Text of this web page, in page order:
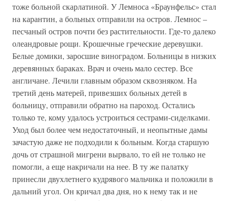
тоже больной скарлатиной. У Лемноса «Браунфельс» стал
на карантин, а больных отправили на остров. Лемнос –
песчаный остров почти без растительности. Где-то далеко
олеандровые рощи. Крошечные греческие деревушки.
Белые домики, заросшие виноградом. Больницы в низких
деревянных бараках. Врач и очень мало сестер. Все
англичане. Лечили главным образом сквозняком. На
третий день матерей, привезших больных детей в
больницу, отправили обратно на пароход. Остались
только те, кому удалось устроиться сестрами-сиделками.
Уход был более чем недостаточный, и неопытные дамы
зачастую даже не подходили к больным. Когда старшую
дочь от страшной мигрени вырвало, то ей не только не
помогли, а еще накричали на нее. В ту же палатку
принесли двухлетнего кудрявого мальчика и положили в
дальний угол. Он кричал два дня, но к нему так и не